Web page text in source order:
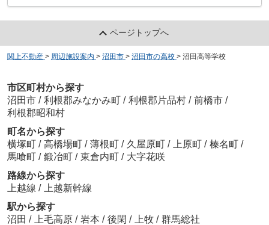
ページトップへ
関上不動産 > 周辺施設案内 > 沼田市 > 沼田市の高校 > 沼田高等学校
市区町村から探す
沼田市 / 利根郡みなかみ町 / 利根郡片品村 / 前橋市 /
利根郡昭和村
町名から探す
横塚町 / 高橋場町 / 薄根町 / 久屋原町 / 上原町 / 榛名町 /
馬喰町 / 鍛冶町 / 東倉内町 / 大字花咲
路線から探す
上越線 /
上越新幹線
駅から探す
沼田 / 上毛高原 / 岩本 / 後閑 / 上牧 / 群馬総社